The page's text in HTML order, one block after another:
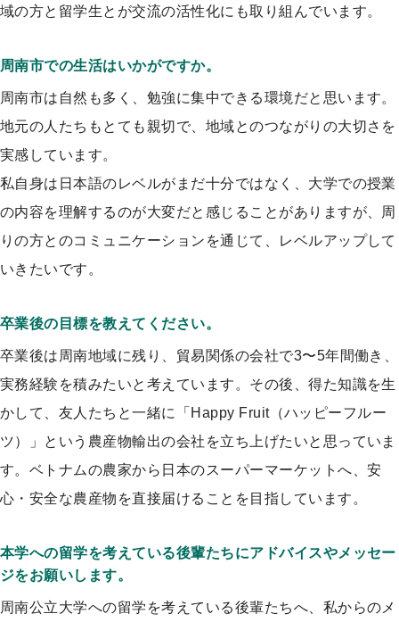
域の方と留学生とが交流の活性化にも取り組んでいます。
周南市での生活はいかがですか。
周南市は自然も多く、勉強に集中できる環境だと思います。
地元の人たちもとても親切で、地域とのつながりの大切さを
実感しています。
私自身は日本語のレベルがまだ十分ではなく、大学での授業
の内容を理解するのが大変だと感じることがありますが、周
りの方とのコミュニケーションを通じて、レベルアップして
いきたいです。
卒業後の目標を教えてください。
卒業後は周南地域に残り、貿易関係の会社で3〜5年間働き、
実務経験を積みたいと考えています。その後、得た知識を生
かして、友人たちと一緒に「Happy Fruit（ハッピーフルー
ツ）」という農産物輸出の会社を立ち上げたいと思っていま
す。ベトナムの農家から日本のスーパーマーケットへ、安
心・安全な農産物を直接届けることを目指しています。
本学への留学を考えている後輩たちにアドバイスやメッセー
ジをお願いします。
周南公立大学への留学を考えている後輩たちへ、私からのメ